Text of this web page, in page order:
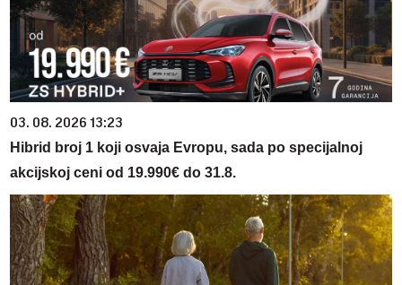
03. 08. 2026 13:23
Hibrid broj 1 koji osvaja Evropu, sada po specijalnoj
akcijskoj ceni od 19.990€ do 31.8.